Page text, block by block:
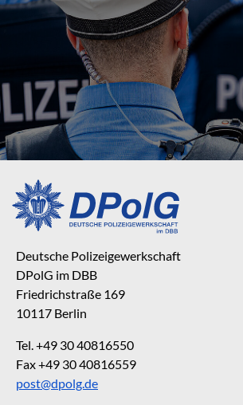
Deutsche Polizeigewerkschaft
DPolG im DBB
Friedrichstraße 169
10117 Berlin
Tel. +49 30 40816550
Fax +49 30 40816559
post@dpolg.de